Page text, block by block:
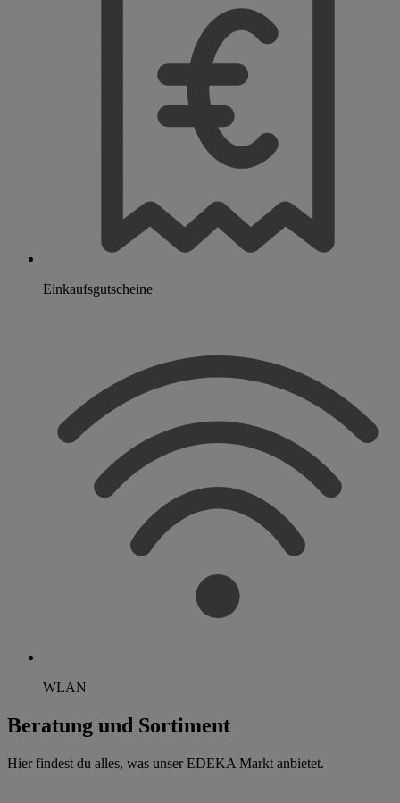
Einkaufsgutscheine
WLAN
Beratung und Sortiment
Hier findest du alles, was unser EDEKA Markt anbietet.